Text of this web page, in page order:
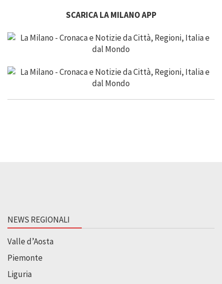
SCARICA LA MILANO APP
NEWS REGIONALI
Valle d’Aosta
Piemonte
Liguria